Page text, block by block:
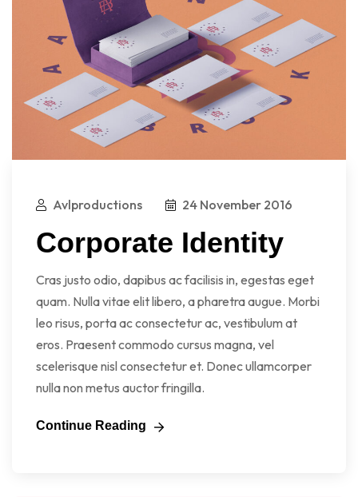
Avlproductions 24 November 2016
Corporate Identity
Cras justo odio, dapibus ac facilisis in, egestas eget
quam. Nulla vitae elit libero, a pharetra augue. Morbi
leo risus, porta ac consectetur ac, vestibulum at
eros. Praesent commodo cursus magna, vel
scelerisque nisl consectetur et. Donec ullamcorper
nulla non metus auctor fringilla.
Continue Reading